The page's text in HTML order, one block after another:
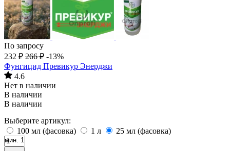
По запросу
232 ₽ 266 ₽ -13%
Фунгицид Превикур Энерджи
4.6
Нет в наличии
В наличии
В наличии
Выберите артикул:
100 мл (фасовка)
1 л 25 мл (фасовка)
мин. 1